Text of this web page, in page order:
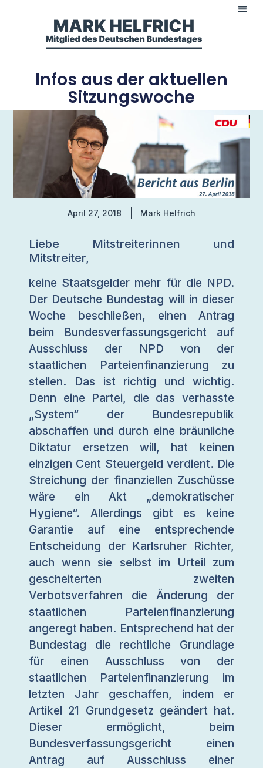
Infos aus der aktuellen
Sitzungswoche
April 27, 2018 Mark Helfrich
Liebe Mitstreiterinnen und
Mitstreiter,
keine Staatsgelder mehr für die NPD.
Der Deutsche Bundestag will in dieser
Woche beschließen, einen Antrag
beim Bundesverfassungsgericht auf
Ausschluss der NPD von der
staatlichen Parteienfinanzierung zu
stellen. Das ist richtig und wichtig.
Denn eine Partei, die das verhasste
„System“ der Bundesrepublik
abschaffen und durch eine bräunliche
Diktatur ersetzen will, hat keinen
einzigen Cent Steuergeld verdient. Die
Streichung der finanziellen Zuschüsse
wäre ein Akt „demokratischer
Hygiene“. Allerdings gibt es keine
Garantie auf eine entsprechende
Entscheidung der Karlsruher Richter,
auch wenn sie selbst im Urteil zum
gescheiterten zweiten
Verbotsverfahren die Änderung der
staatlichen Parteienfinanzierung
angeregt haben. Entsprechend hat der
Bundestag die rechtliche Grundlage
für einen Ausschluss von der
staatlichen Parteienfinanzierung im
letzten Jahr geschaffen, indem er
Artikel 21 Grundgesetz geändert hat.
Dieser ermöglicht, beim
Bundesverfassungsgericht einen
Antrag auf Ausschluss einer